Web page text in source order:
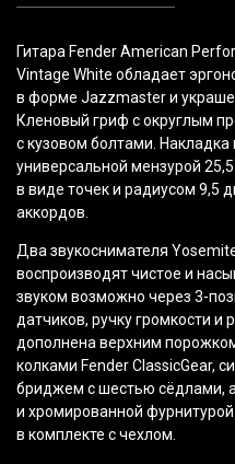
Гитара Fender American
Vintage White обладает
в форме Jazzmaster и
Кленовый гриф с округлым
с кузовом болтами.
универсальной мензурой
в виде точек и радиусом 9,5
аккордов.
Два звукоснимателя
воспроизводят чистое и
звуком возможно через 3-
датчиков, ручку громкости и
дополнена верхним
колками Fender ClassicGear,
бриджем с шестью сёдлами,
и хромированной
в комплекте с чехлом.